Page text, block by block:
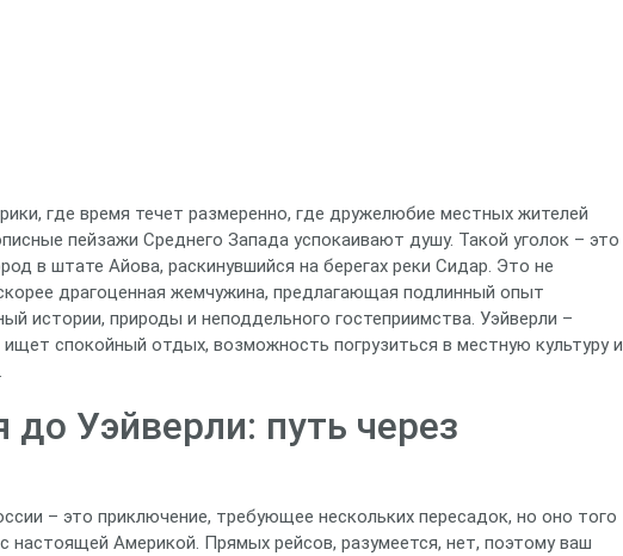
где время течет размеренно, где дружелюбие местных жителей
пейзажи Среднего Запада успокаивают душу. Такой уголок – это
в штате Айова, раскинувшийся на берегах реки Сидар. Это не
драгоценная жемчужина, предлагающая подлинный опыт
истории, природы и неподдельного гостеприимства. Уэйверли –
спокойный отдых, возможность погрузиться в местную культуру и
до Уэйверли: путь через
– это приключение, требующее нескольких пересадок, но оно того
настоящей Америкой. Прямых рейсов, разумеется, нет, поэтому ваш